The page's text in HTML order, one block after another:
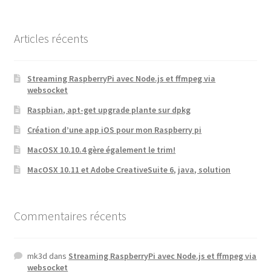
Articles récents
Streaming RaspberryPi avec Node.js et ffmpeg via
websocket
Raspbian, apt-get upgrade plante sur dpkg
Création d’une app iOS pour mon Raspberry pi
MacOSX 10.10.4 gère également le trim!
MacOSX 10.11 et Adobe CreativeSuite 6, java, solution
Commentaires récents
mk3d dans Streaming RaspberryPi avec Node.js et ffmpeg via
websocket